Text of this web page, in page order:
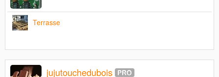
Terrasse
jujutouchedubois